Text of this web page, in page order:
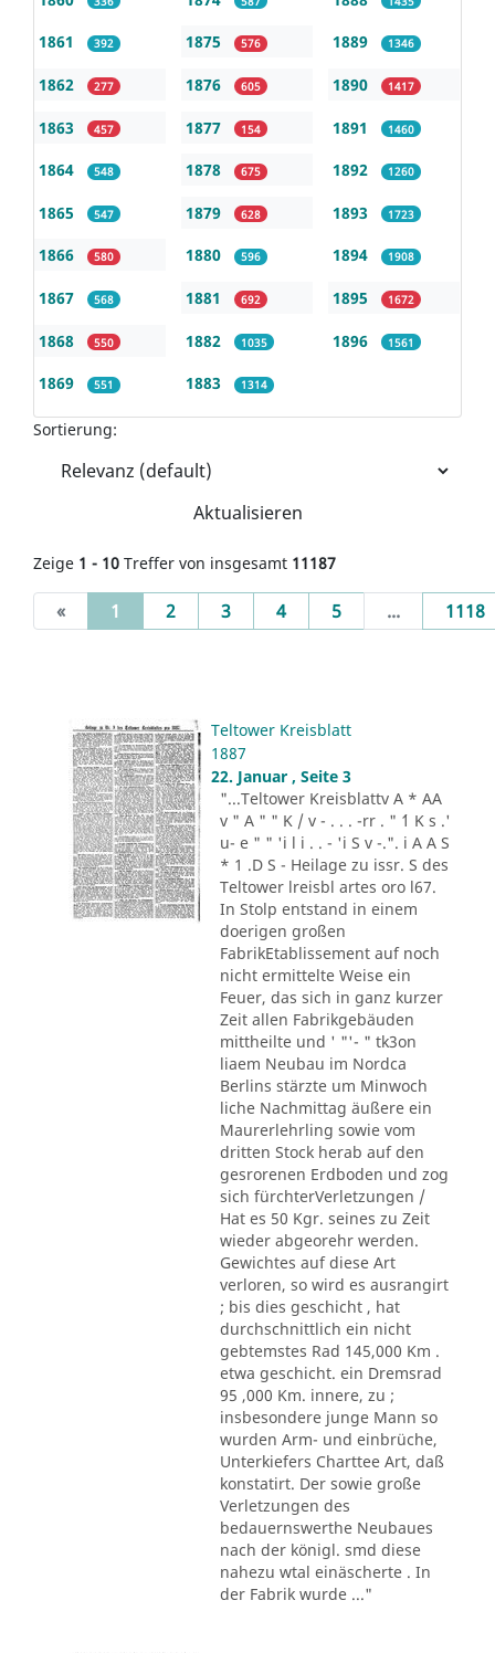
1861 392
1862 277
1863 457
1864 548
1865 547
1866 580
1867 568
1868 550
1869 551
1875 576
1876 605
1877 154
1878 675
1879 628
1880 596
1881 692
1882 1035
1883 1314
1889 1346
1890 1417
1891 1460
1892 1260
1893 1723
1894 1908
1895 1672
1896 1561
Sortierung:
Aktualisieren
Zeige 1 - 10 Treffer von insgesamt 11187
« 1 (current)
2 3 4 5 ... 1118
Teltower Kreisblatt
1887
22. Januar , Seite 3
"...Teltower Kreisblattv A * AA
v " A " " K / v - . . . -rr . " ´1 K s .'
u- e " " 'i l i . . - 'i S v -.". i A A S
* 1 .D S - Heilage zu issr. S des
Teltower lreisbl artes oro l67.
In Stolp entstand in einem
doerigen großen
FabrikEtablissement auf noch
nicht ermittelte Weise ein
Feuer, das sich in ganz kurzer
Zeit allen Fabrikgebäuden
mittheilte und ' "'- " tk3on
liaem Neubau im Nordca
Berlins stärzte um Minwoch
liche Nachmittag äußere ein
Maurerlehrling sowie vom
dritten Stock herab auf den
gesrorenen Erdboden und zog
sich fürchterVerletzungen /
Hat es 50 Kgr. seines zu Zeit
wieder abgeorehr werden.
Gewichtes auf diese Art
verloren, so wird es ausrangirt
; bis dies geschicht , hat
durchschnittlich ein nicht
gebtemstes Rad 145,000 Km .
etwa geschicht. ein Dremsrad
95 ,000 Km. innere, zu ;
insbesondere junge Mann so
wurden Arm- und einbrüche,
Unterkiefers Charttee Art, daß
konstatirt. Der sowie große
Verletzungen des
bedauernswerthe Neubaues
nach der königl. smd diese
nahezu wtal einäscherte . In
der Fabrik wurde ..."